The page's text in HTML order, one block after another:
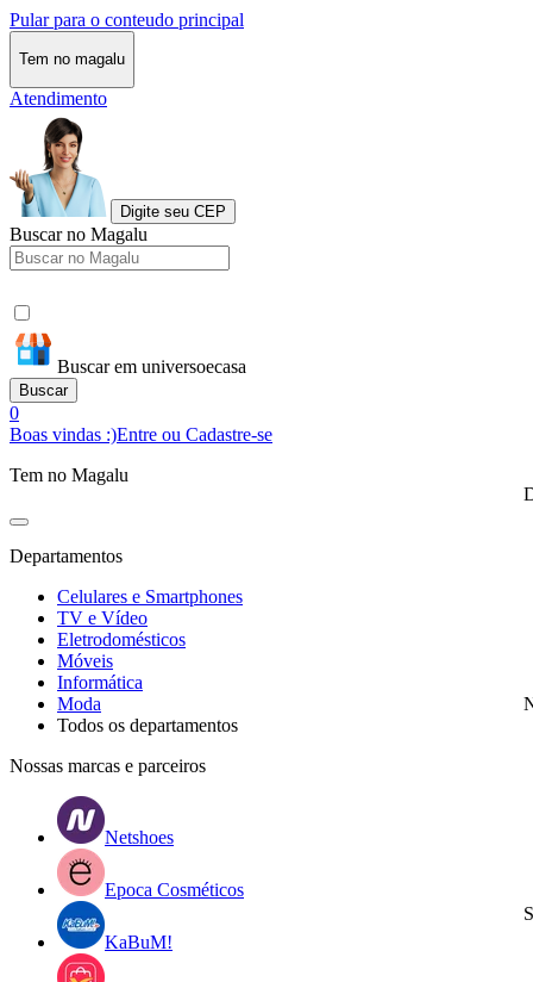
Pular para o conteudo principal
Tem no magalu
Atendimento
Digite seu CEP
Buscar no Magalu
Buscar em universoecasa
Buscar
0
Boas vindas :)Entre ou Cadastre-se
Tem no Magalu
Departamentos
Celulares e Smartphones
TV e Vídeo
Eletrodomésticos
Móveis
Informática
Moda
Todos os departamentos
Nossas marcas e parceiros
Netshoes
Epoca Cosméticos
KaBuM!